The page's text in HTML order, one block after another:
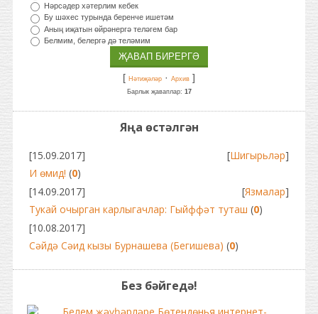
Нәрсәдер хәтерлим кебек
Бу шәхес турында беренче ишетәм
Аның иҗатын өйрәнергә теләгем бар
Белмим, белергә дә теләмим
[ Нәтиҗәләр · Архив ]
Барлык җаваплар: 17
Яңа өстәлгән
[15.09.2017] [Шигырьләр]
И өмид! (0)
[14.09.2017]
[Язмалар]
Тукай очырган карлыгачлар: Гыйффәт туташ (0)
[10.08.2017]
Сәйдә Сәид кызы Бурнашева (Бегишева) (0)
Без бәйгедә!